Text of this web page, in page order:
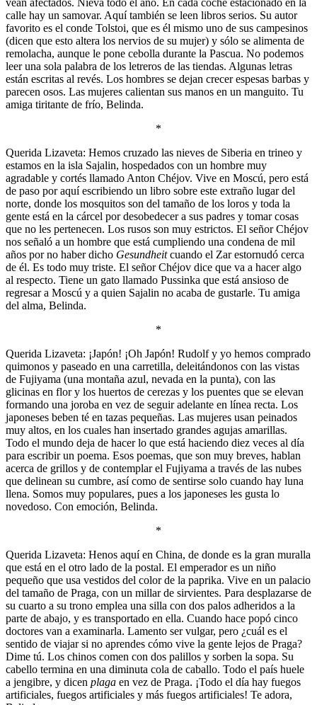
vean afectados. Nieva todo el año. En cada coche estacionado en la
calle hay un samovar. Aquí también se leen libros serios. Su autor
favorito es el conde Tolstoi, que es él mismo uno de sus campesinos
(dicen que esto altera los nervios de su mujer) y sólo se alimenta de
remolacha, aunque le pone cebolla durante la Pascua. No podemos
leer una sola palabra de los letreros de las tiendas. Algunas letras
están escritas al revés. Los hombres se dejan crecer espesas barbas y
parecen osos. Las mujeres calientan sus manos en un manguito. Tu
amiga tiritante de frío, Belinda.
*
Querida Lizaveta: Hemos cruzado las nieves de Siberia en trineo y
estamos en la isla Sajalin, hospedados con un hombre muy
agradable y cortés llamado Anton Chéjov. Vive en Moscú, pero está
de paso por aquí escribiendo un libro sobre este extraño lugar del
norte, donde los mosquitos son del tamaño de los loros y toda la
gente está en la cárcel por desobedecer a sus padres y tomar cosas
que no les pertenecen. Los rusos son muy estrictos. El señor Chéjov
nos señaló a un hombre que está cumpliendo una condena de mil
años por no haber dicho Gesundheitcuando el Zar estornudó cerca
de él. Es todo muy triste. El señor Chéjov dice que va a hacer algo
al respecto. Tiene un gato llamado Pussinka que está ansioso de
regresar a Moscú y a quien Sajalin no acaba de gustarle. Tu amiga
del alma, Belinda.
*
Querida Lizaveta: ¡Japón! ¡Oh Japón! Rudolf y yo hemos comprado
quimonos y paseado en una carretilla, deleitándonos con las vistas
de Fujiyama (una montaña azul, nevada en la punta), con las
glicinas en flor y los huertos de cerezas y los puentes que se elevan
formando una joroba en vez de seguir adelante en línea recta. Los
japoneses beben té en tazas pequeñas. Las mujeres usan peinados
muy altos, en los cuales han insertado grandes agujas amarillas.
Todo el mundo deja de hacer lo que está haciendo diez veces al día
para escribir un poema. Esos poemas, que son muy breves, hablan
acerca de grillos y de contemplar el Fujiyama a través de las nubes
que delinean su cumbre, así como de sentirse solo cuando hay luna
llena. Somos muy populares, pues a los japoneses les gusta lo
novedoso. Con emoción, Belinda.
*
Querida Lizaveta: Henos aquí en China, de donde es la gran muralla
que está en el otro lado de la postal. El emperador es un niño
pequeño que usa vestidos del color de la paprika. Vive en un palacio
del tamaño de Praga, con un millar de sirvientes. Para desplazarse de
su cuarto a su trono emplea una silla con dos palos adheridos a la
parte de abajo, y es transportado en ella. Cuando hace popó cinco
doctores van a examinarla. Lamento ser vulgar, pero ¿cuál es el
sentido de viajar si no aprendes cómo vive la gente lejos de Praga?
Dime tú. Los chinos comen con dos palillos y sorben la sopa. Su
cabello termina en una diminuta cola de caballo. Todo el país huele
a jengibre, y dicen plaga en vez de Praga. ¡Todo el día hay fuegos
artificiales, fuegos artificiales y más fuegos artificiales! Te adora,